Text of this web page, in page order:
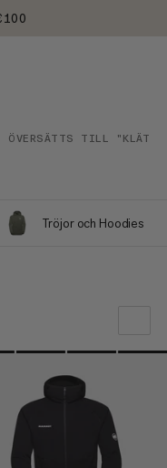
ÖVERSÄTTS TILL
Tröjor och Hoodies
REKOMMENDATION
PRIS LÅGT TILL HÖGT
PRIS HÖG TILL LÅG